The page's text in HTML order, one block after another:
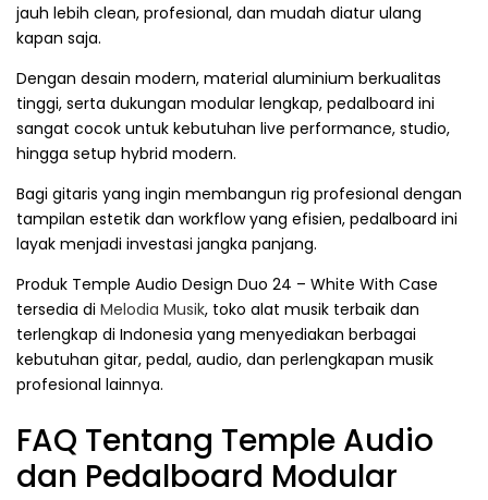
jauh lebih clean, profesional, dan mudah diatur ulang
kapan saja.
Dengan desain modern, material aluminium berkualitas
tinggi, serta dukungan modular lengkap, pedalboard ini
sangat cocok untuk kebutuhan live performance, studio,
hingga setup hybrid modern.
Bagi gitaris yang ingin membangun rig profesional dengan
tampilan estetik dan workflow yang efisien, pedalboard ini
layak menjadi investasi jangka panjang.
Produk Temple Audio Design Duo 24 – White With Case
tersedia di Melodia Musik, toko alat musik terbaik dan
terlengkap di Indonesia yang menyediakan berbagai
kebutuhan gitar, pedal, audio, dan perlengkapan musik
profesional lainnya.
FAQ Tentang Temple Audio
dan Pedalboard Modular